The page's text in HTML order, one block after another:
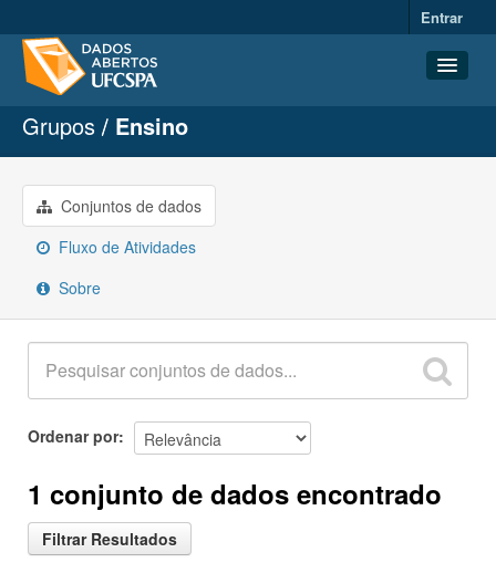
Entrar
Conjuntos de dados
Organizações
Grupos
Sobre
Grupos Ensino
Conjuntos de dados
Fluxo de Atividades
Sobre
Ordenar por
1 conjunto de dados encontrado
Filtrar Resultados